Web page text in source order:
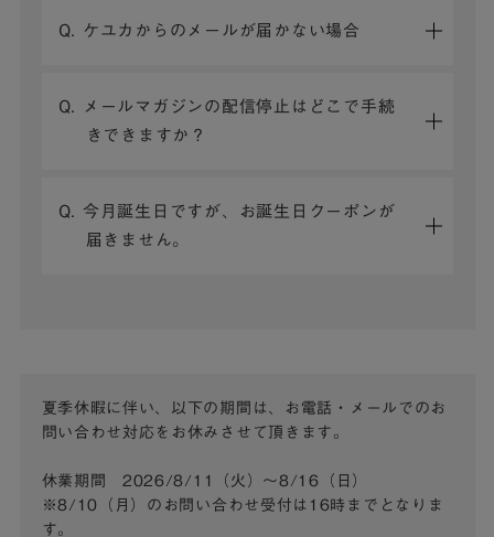
Q. ケユカからのメールが届かない場合
Q. メールマガジンの配信停止はどこで手続
きできますか？
Q. 今月誕生日ですが、お誕生日クーポンが
届きません。
夏季休暇に伴い、以下の期間は、お電話・メールでのお
問い合わせ対応をお休みさせて頂きます。
休業期間 2026/8/11（火）～8/16（日）
※8/10（月）のお問い合わせ受付は16時までとなりま
す。